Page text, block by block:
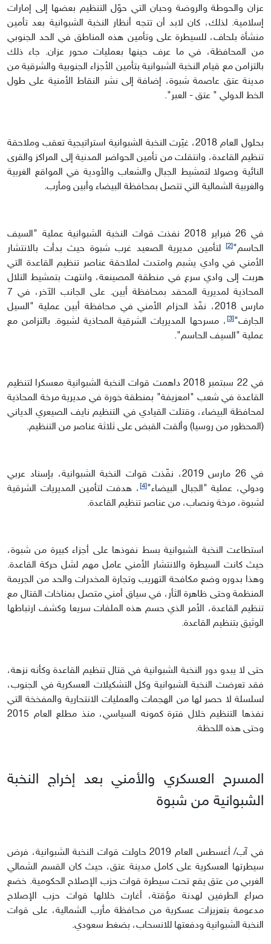
عزان والحوطة والروضة وحبان التي حوّل التنظيم بعضها إلى إمارات
إسلامية. لذلك، كان لابد أن تتجه أنظار النخبة الشبوانية بعد تأمين
منشأة بلحاف، للسيطرة على وتأمين هذه المناطق في الحد الجنوبي
من المحافظة، في ما عرف حينها بعمليات محور عزان. جاء ذلك
بالتزامن مع قيام النخبة الشبوانية بتأمين الأجزاء الجنوبية والشرقية من
مدينة عتق عاصمة شبوة، إضافة إلى نشر النقاط الأمنية على طول
الخط الدولي " عتق - العبر".
بحلول العام 2018، غيّرت النخبة الشبوانية استراتيجية تعقب وملاحقة
تنظيم القاعدة، وانتقلت من تأمين الحواضر المدنية إلى المراكز والقرى
النائية وصولا لتمشيط الجبال والشعاب والأودية في المواقع الغربية
والغربية الشمالية التي تتصل بمحافظة البيضاء وأبين ومأرب.
في 26 فبراير 2018 نفذت قوات النخبة الشبوانية عملية "السيف
الحاسم" [2]
لتأمين مديرية الصعيد غرب شبوة حيث بدأت بالانتشار
الأمني في وادي يشبم وامتدت لملاحقة عناصر تنظيم القاعدة التي
هربت إلى وادي سرع في منطقة المصينعة، وانتهت بتمشيط التلال
المحاذية لمديرية المحفد بمحافظة أبين. على الجانب الآخر، في 7
مارس 2018، نفّذ الحزام الأمني في محافظة أبين عملية "السيل
الجارف" [3]
، مسرحها المديريات الشرقية المحاذية لشبوة. بالتزامن مع
عملية "السيف الحاسم".
في 22 سبتمبر 2018 داهمت قوات النخبة الشبوانية معسكرا لتنظيم
القاعدة في شعب "امعزيفة" بمنطقة خورة في مديرية مرخة المحاذية
لمحافظة البيضاء، وقتلت القيادي في التنظيم نايف الصيعري الدياني
(المحظور من روسيا) وألقت القبض على ثلاثة عناصر من التنظيم.
في 26 مارس 2019، نفّذت قوات النخبة الشبوانية، بإسناد عربي
ودولي، عملية "الجبال البيضاء"[4]
، هدفت لتأمين المديريات الشرقية
لشبوة، مرخة ونصاب، من عناصر تنظيم القاعدة.
استطاعت النخبة الشبوانية بسط نفوذها على أجزاء كبيرة من شبوة،
حيث كانت السيطرة والانتشار الأمني عامل مهم لشل حركة القاعدة.
وهذا بدوره وضع مكافحة التهريب وتجارة المخدرات والحد من الجريمة
المنظمة وحتى ظاهرة الثأر، في سياق أمني متصل بمناخات القتال مع
تنظيم القاعدة، الأمر الذي حسم هذه الملفات سريعا وكشف ارتباطها
الوثيق بتنظيم القاعدة.
حتى لا يبدو دور النخبة الشبوانية في قتال تنظيم القاعدة وكأنه نزهة،
فقد تعرضت النخبة الشبوانية وكل التشكيلات العسكرية في الجنوب،
لسلسلة لا حصر لها من الهجمات والعمليات الانتحارية والمفخخة التي
نفذها التنظيم خلال فترة كمونه السياسي، منذ مطلع العام 2015
وحتى هذه اللحظة.
المسرح العسكري والأمني بعد إخراج النخبة
الشبوانية من شبوة
في آب/ أغسطس العام 2019 حاولت قوات النخبة الشبوانية، فرض
سيطرتها العسكرية على كامل مدينة عتق، حيث كان القسم الشمالي
الغربي من عتق يقع تحت سيطرة قوات حزب الإصلاح الحكومية. خضع
صراع الطرفين لهدنة مؤقتة، أغارت خلالها قوات حزب الإصلاح
مدعومة بتعزيزات عسكرية من محافظة مأرب الشمالية، على قوات
النخبة الشبوانية ودفعتها للانسحاب، بضغط سعودي.